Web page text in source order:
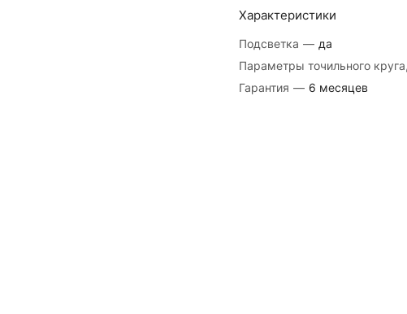
Характеристики
Подсветка — да
Параметры точильного
Гарантия — 6 месяцев